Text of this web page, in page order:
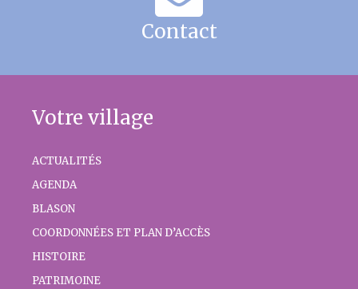
Contact
Votre village
ACTUALITÉS
AGENDA
BLASON
COORDONNÉES ET PLAN D’ACCÈS
HISTOIRE
PATRIMOINE